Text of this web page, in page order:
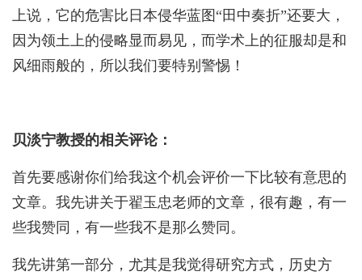
上说，它的危害比日本侵华蓝图“田中奏折”还要大，
因为领土上的侵略显而易见，而学术上的征服却是和
风细雨般的，所以我们要特别警惕！
贝淡宁教授的相关评论：
首先要感谢你们给我这个机会评价一下比较有意思的
文章。我先讲关于翟玉忠老师的文章，很有趣，有一
些我赞同，有一些我不是那么赞同。
我先讲第一部分，尤其是我觉得研究方式，历史方